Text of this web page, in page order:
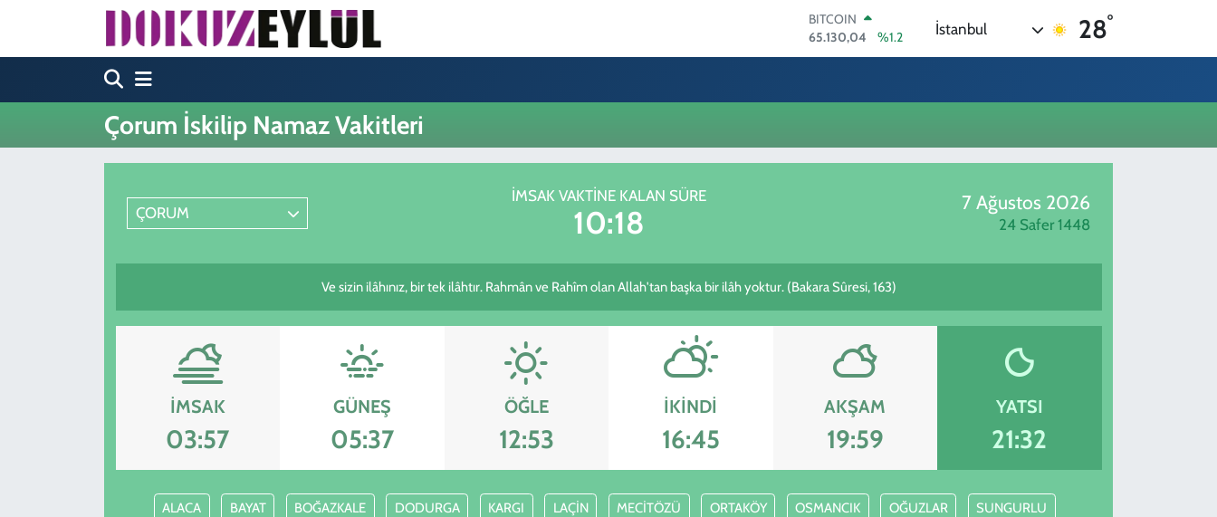
BITCOIN
65.130,04
%1.2
DOLAR
64,4046
%0.35
GRAM ALTIN
İstanbul 28°
Çorum İskilip Namaz Vakitleri
ÇORUM
İMSAK VAKTINE KALAN SÜRE
10:18
7 Ağustos 2026
24 Safer 1448
Ve sizin ilâhınız, bir tek ilâhtır. Rahmân ve Rahîm olan Allah'tan başka bir ilâh yoktur. (Bakara Sûresi, 163)
İMSAK
03:57
GÜNEŞ
05:37
ÖĞLE
12:53
İKINDI
16:45
AKŞAM
19:59
YATSI
21:32
ALACA BAYAT BOĞAZKALE DODURGA KARGI LAÇİN MECİTÖZÜ ORTAKÖY OSMANCIK OĞUZLAR SUNGURLU
Hava Durumu
Trafik Durumu
Süper Lig Puan Durumu ve Fikstür
Tüm Manşetler